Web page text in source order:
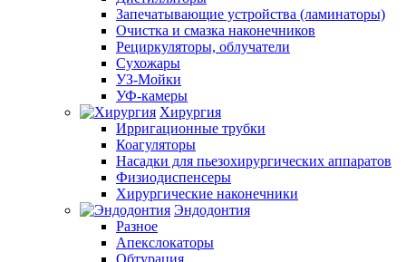
Запечатывающие устройства (ламинаторы)
Очистка и смазка наконечников
Рециркуляторы, облучатели
Сухожары
УЗ-Мойки
УФ-камеры
Хирургия
Ирригационные трубки
Коагуляторы
Насадки для пьезохирургических аппаратов
Физиодиспенсеры
Хирургические наконечники
Эндодонтия
Разное
Апекслокаторы
Обтурация